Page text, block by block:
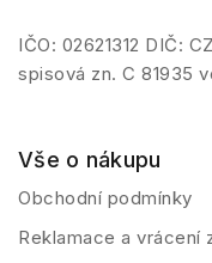
IČO: 02621312 DIČ:
spisová zn. C 81935
Vše o nákupu
Obchodní podmínky
Reklamace a vrácení